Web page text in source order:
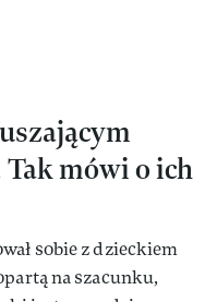
mówi o ich
sobie z dzieckiem
na szacunku,